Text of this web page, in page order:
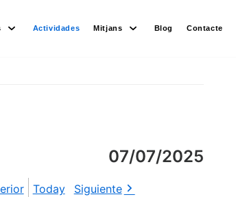
Actividades Mitjans Blog Contacte
07/07/2025
Today
Siguiente